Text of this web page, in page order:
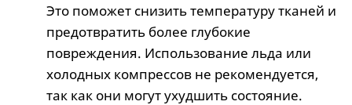
Это поможет снизить температуру тканей и
предотвратить более глубокие
повреждения. Использование льда или
холодных компрессов не рекомендуется,
так как они могут ухудшить состояние.